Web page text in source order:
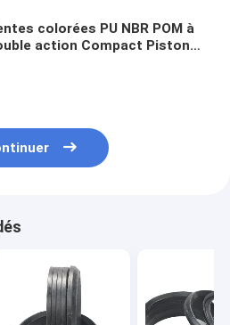
colorées PU NBR POM à
action Compact Piston